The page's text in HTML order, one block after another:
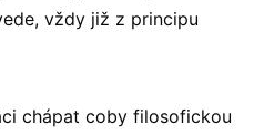
vždy již z principu
chápat coby filosofickou